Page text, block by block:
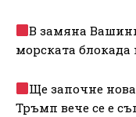
В замяна
морската блокада
Ще започне
Тръмп вече се е